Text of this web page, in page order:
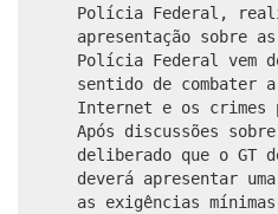
Polícia Federal,
apresentação sobre
Polícia Federal vem
sentido de combater
Internet e os crimes
Após discussões
deliberado que o GT
deverá apresentar
as exigências